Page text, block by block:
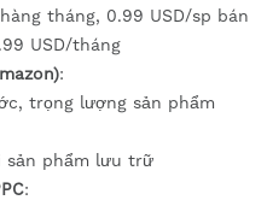
tháng, 0.99 USD/sp bán
USD/tháng
:
trọng lượng sản phẩm
sản phẩm lưu trữ
: